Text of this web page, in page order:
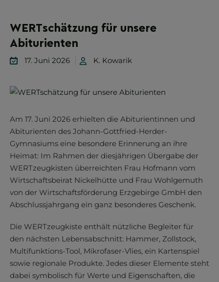
WERTschätzung für unsere
Abiturienten
17. Juni 2026 K. Kowarik
Am 17. Juni 2026 erhielten die Abiturientinnen und
Abiturienten des Johann-Gottfried-Herder-
Gymnasiums eine besondere Erinnerung an ihre
Heimat: Im Rahmen der diesjährigen Übergabe der
WERTzeugkisten überreichten Frau Hofmann vom
Wirtschaftsbeirat Nickelhütte und Frau Wohlgemuth
von der Wirtschaftsförderung Erzgebirge GmbH den
Abschlussjahrgang ein ganz besonderes Geschenk.
Die WERTzeugkiste enthält nützliche Begleiter für
den nächsten Lebensabschnitt: Hammer, Zollstock,
Multifunktions-Tool, Mikrofaser-Vlies, ein Kartenspiel
sowie regionale Produkte. Jedes dieser Elemente steht
dabei symbolisch für Werte und Eigenschaften, die